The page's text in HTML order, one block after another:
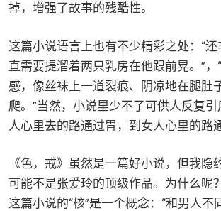
掉，增强了故事的残酷性。
这篇小说语言上也有不少精彩之处：“
直需要提溜着两只乳房在他跟前晃。”，
感，像丝袜上一道裂痕、阴凉地在腿肚
爬。”当然，小说里少不了可供人反复引
人心里去的路通过胃，到女人心里的路
《色，戒》虽然是一篇好小说，但我隐
可能不是张爱玲的顶级作品。为什么呢
这篇小说的“核”是一个概念：“和男人不